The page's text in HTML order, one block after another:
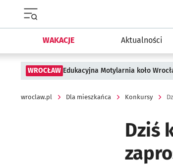
WAKACJE Aktualności
WROCŁAW Edukacyjna Motylarnia koło
wroclaw.pl Dla mieszkańca Konkursy
Dziś